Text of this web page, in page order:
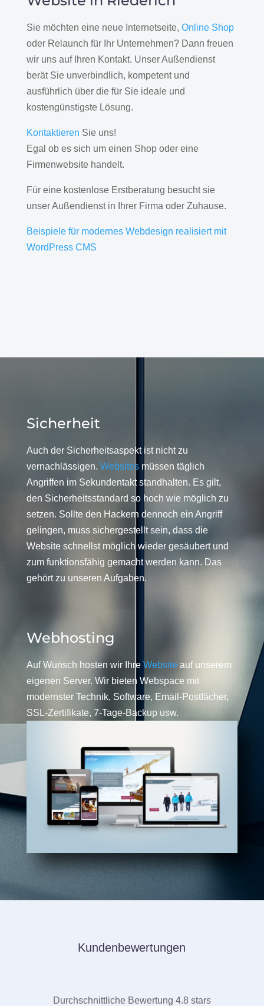
Sie möchten eine neue Internetseite, Online Shop
oder Relaunch für Ihr Unternehmen? Dann freuen
wir uns auf Ihren Kontakt. Unser Außendienst
berät Sie unverbindlich, kompetent und
ausführlich über die für Sie ideale und
kostengünstigste Lösung.
Kontaktieren Sie uns!
Egal ob es sich um einen Shop oder eine
Firmenwebsite handelt.
Für eine kostenlose Erstberatung besucht sie
unser Außendienst in Ihrer Firma oder Zuhause.
Beispiele für modernes Webdesign realisiert mit
WordPress CMS
Sicherheit
Auch der Sicherheitsaspekt ist nicht zu
vernachlässigen. Websitesmüssen täglich
Angriffen im Sekundentakt standhalten. Es gilt,
den Sicherheitsstandard so hoch wie möglich zu
setzen. Sollte den Hackern dennoch ein Angriff
gelingen, muss sichergestellt sein, dass die
Website schnellst möglich wieder gesäubert und
zum funktionsfähig gemacht werden kann. Das
gehört zu unseren Aufgaben.
Webhosting
Auf Wunsch hosten wir Ihre Website auf unserem
eigenen Server. Wir bieten Webspace mit
modernster Technik, Software, Email-Postfächer,
SSL-Zertifikate, 7-Tage-Backup usw.
Kundenbewertungen
Durchschnittliche Bewertung 4.8 stars